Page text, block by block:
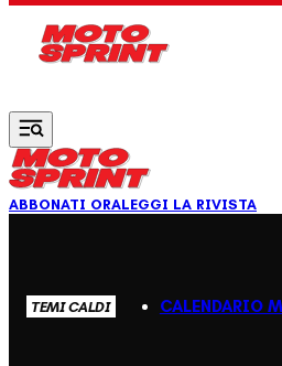
ABBONATI ORALEGGI LA RIVISTA
TEMI CALDI CALENDARIO